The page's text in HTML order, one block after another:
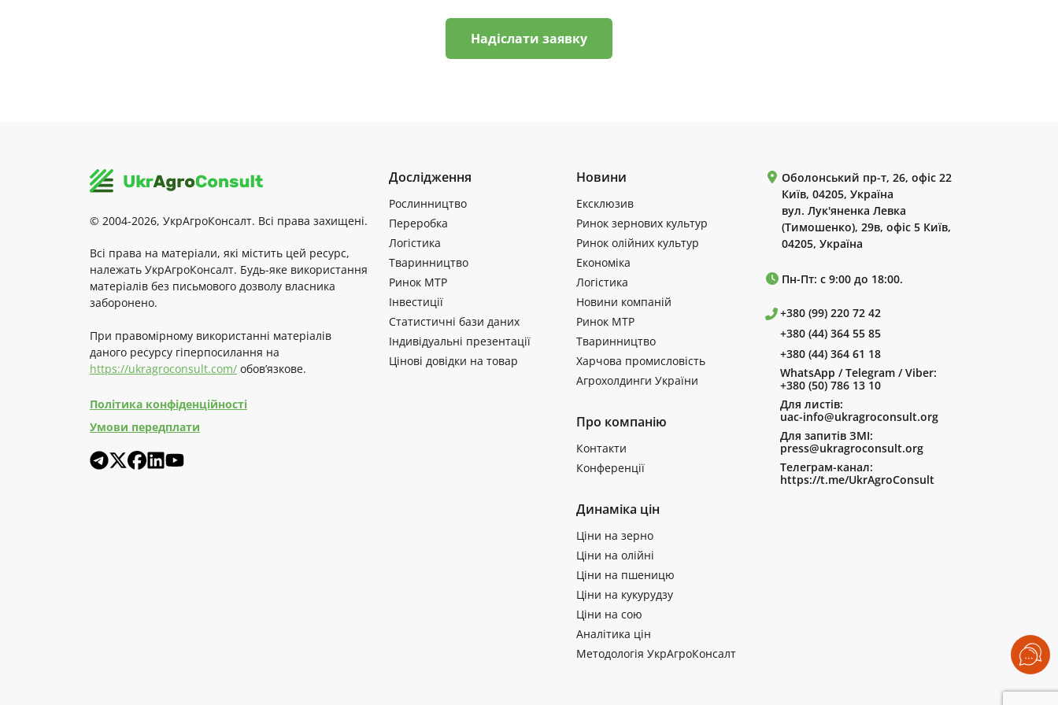
Надіслати заявку
© 2004-2026, УкрАгроКонсалт. Всі права захищені.
Всі права на матеріали, які містить цей ресурс,
належать УкрАгроКонсалт. Будь-яке використання
матеріалів без письмового дозволу власника
заборонено.
При правомірному використанні матеріалів
даного ресурсу гіперпосилання на
https://ukragroconsult.com/ обов’язкове.
Політика конфіденційності
Умови передплати
Дослідження
Рослинництво
Переробка
Логістика
Тваринництво
Ринок МТР
Інвестиції
Статистичні бази даних
Індивідуальні презентації
Цінові довідки на товар
Новини
Ексклюзив
Ринок зернових культур
Ринок олійних культур
Економіка
Логістика
Новини компаній
Ринок МТР
Тваринництво
Харчова промисловість
Агрохолдинги України
Про компанію
Контакти
Конференції
Динаміка цін
Ціни на зерно
Ціни на олійні
Ціни на пшеницю
Ціни на кукурудзу
Ціни на сою
Аналітика цін
Методологія УкрАгроКонсалт
Оболонський пр-т, 26, офіс 22
Київ, 04205, Україна
вул. Лук'яненка Левка
(Тимошенко), 29в, офіс 5 Київ,
04205, Україна
Пн-Пт: с 9:00 до 18:00.
+380 (99) 220 72 42
+380 (44) 364 55 85
+380 (44) 364 61 18
WhatsApp / Telegram / Viber:
+380 (50) 786 13 10
Для листів:
uac-info@ukragroconsult.org
Для запитів ЗМІ:
press@ukragroconsult.org
Телеграм-канал:
https://t.me/UkrAgroConsult